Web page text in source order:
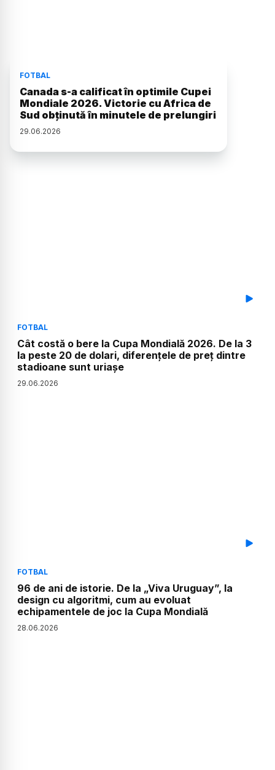
FOTBAL
Canada s-a calificat în optimile Cupei
Mondiale 2026. Victorie cu Africa de
Sud obținută în minutele de prelungiri
29.06.2026
FOTBAL
Cât costă o bere la Cupa Mondială 2026. De la 3
la peste 20 de dolari, diferențele de preț dintre
stadioane sunt uriașe
29.06.2026
FOTBAL
96 de ani de istorie. De la „Viva Uruguay”, la
design cu algoritmi, cum au evoluat
echipamentele de joc la Cupa Mondială
28.06.2026